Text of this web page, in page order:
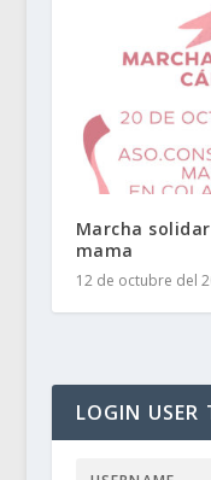
Marcha
mama
12 de octubre del
LOGIN USER